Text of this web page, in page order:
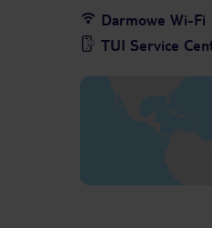
Darmowe Wi-Fi
TUI Service